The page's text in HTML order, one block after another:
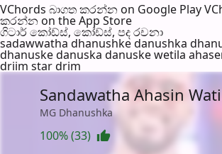
VChords බාගත කරන්න on Google Play
කරන්න on the App Store
ගිටාර් කෝඩ්ස්, කෝඩ්ස්, පද රච​නා
sadawwatha dhanushke danushka
dhanuske danuska danuske wetila
driim star drim
Sandawatha Ahasin
MG Dhanushka
100% (33)